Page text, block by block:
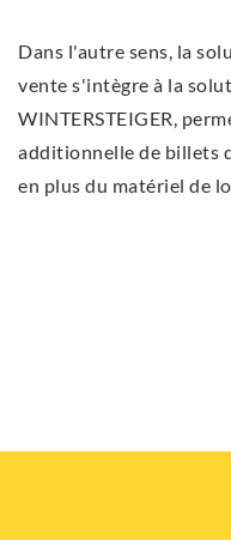
Dans l'autre sens, la
vente s'intègre à la
WINTERSTEIGER,
additionnelle de billets
en plus du matériel de